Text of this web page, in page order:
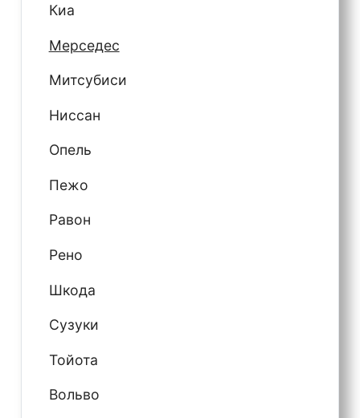
Киа
Мерседес
Митсубиси
Ниссан
Опель
Пежо
Равон
Рено
Шкода
Сузуки
Тойота
Вольво